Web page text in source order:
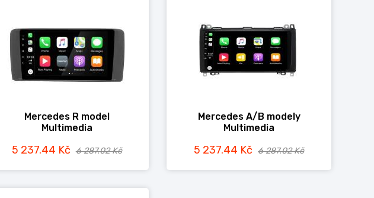
Mercedes R model
Multimedia
5 237.44 Kč 6 287.02 Kč
Mercedes A/B modely
Multimedia
5 237.44 Kč 6 287.02 Kč